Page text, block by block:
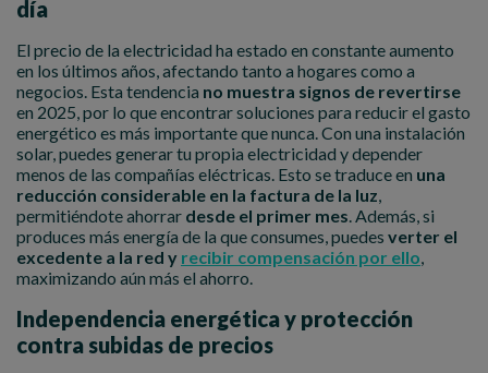
día
El precio de la electricidad ha estado en constante aumento
en los últimos años, afectando tanto a hogares como a
negocios. Esta tendencia no muestra signos de revertirse
en 2025, por lo que encontrar soluciones para reducir el gasto
energético es más importante que nunca. Con una instalación
solar, puedes generar tu propia electricidad y depender
menos de las compañías eléctricas. Esto se traduce en una
reducción considerable en la factura de la luz
permitiéndote ahorrar desde el primer mes . Además, si
produces más energía de la que consumes, puedes verter el
excedente a la red y recibir compensación por ello
maximizando aún más el ahorro.
Independencia energética y protección
contra subidas de precios